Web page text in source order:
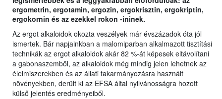
ergometrin, ergotamin, ergozin, ergokrisztin, ergokriptin,
ergokornin és az ezekkel rokon -ininek.
Az ergot alkaloidok okozta veszélyek már évszázadok óta jól
ismertek. Bár napjainkban a malomiparban alkalmazott tisztítási
technikák az ergot alkaloidok akár 82 %-át képesek eltávolítani
a gabonaszemből, az alkaloidok még mindig jelen lehetnek az
élelmiszerekben és az állati takarmányozásra használt
növényekben, derült ki az EFSA által nyilvánosságra hozott
külső jelentés eredményeiből.